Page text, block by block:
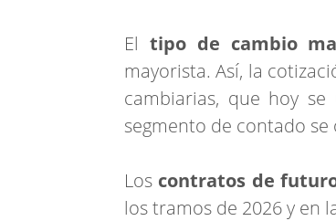
El tipo de cambio
mayorista. Así, la
cambiarias, que hoy
segmento de contado
Los contratos de
los tramos de 2026 y en